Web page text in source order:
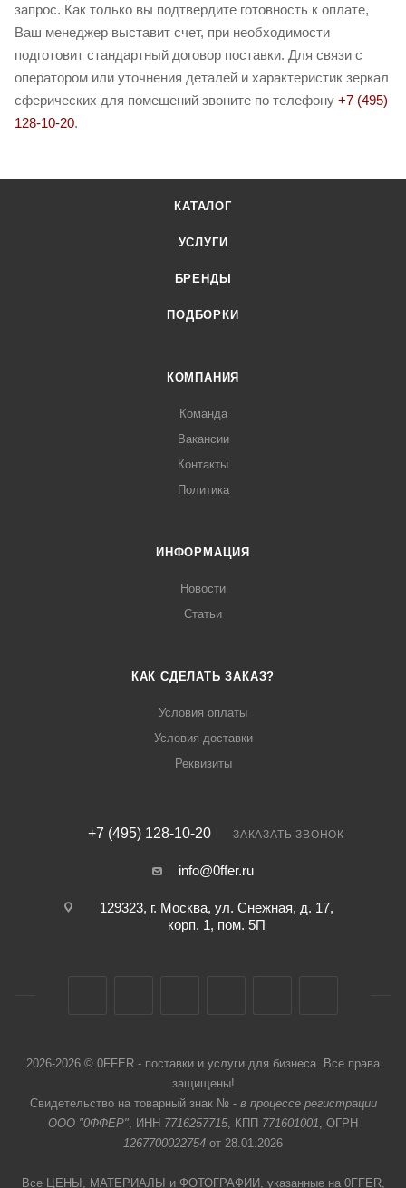
запрос. Как только вы подтвердите готовность к оплате,
Ваш менеджер выставит счет, при необходимости
подготовит стандартный договор поставки. Для связи с
оператором или уточнения деталей и характеристик зеркал
сферических для помещений звоните по телефону +7 (495)
128-10-20.
КАТАЛОГ
УСЛУГИ
БРЕНДЫ
ПОДБОРКИ
КОМПАНИЯ
Команда
Вакансии
Контакты
Политика
ИНФОРМАЦИЯ
Новости
Статьи
КАК СДЕЛАТЬ ЗАКАЗ?
Условия оплаты
Условия доставки
Реквизиты
+7 (495) 128-10-20 ЗАКАЗАТЬ ЗВОНОК
info@0ffer.ru
129323, г. Москва, ул. Снежная, д. 17,
корп. 1, пом. 5П
2026-2026 © 0FFER - поставки и услуги для бизнеса. Все права
защищены!
Свидетельство на товарный знак № - в процессе регистрации
ООО "0ФФЕР", ИНН 7716257715, КПП 771601001, ОГРН
1267700022754 от 28.01.2026
Все ЦЕНЫ, МАТЕРИАЛЫ и ФОТОГРАФИИ, указанные на 0FFER,